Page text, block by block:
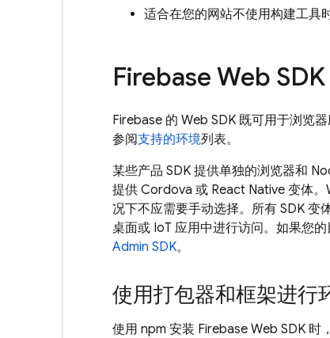
适合在您的网站不使用构建工具
Firebase Web
Firebase 的 Web SDK 既可用于浏览
参阅支持的环境列表。
某些产品 SDK 提供单独的浏览器和
提供 Cordova 或 React Native 变体
况下不应需要手动选择。所有 SDK 变
桌面或 IoT 应用中进行访问。如果您
Admin SDK。
使用打包器和框架进行
使用 npm 安装 Firebase Web SDK